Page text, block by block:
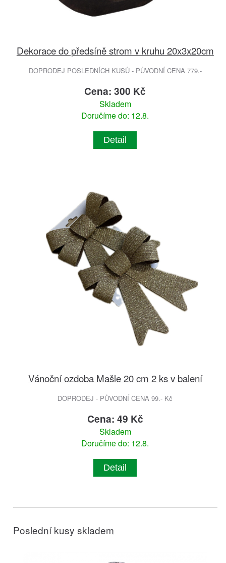
Dekorace do předsíně strom v kruhu 20x3x20cm
DOPRODEJ POSLEDNÍCH KUSŮ - PŮVODNÍ CENA 779.-
Cena: 300 Kč
Skladem
Doručíme do: 12.8.
Detail
Vánoční ozdoba Mašle 20 cm 2 ks v balení
DOPRODEJ - PŮVODNÍ CENA 99.- Kč
Cena: 49 Kč
Skladem
Doručíme do: 12.8.
Detail
Poslední kusy skladem